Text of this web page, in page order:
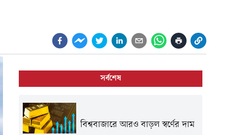
সর্বশেষ
বিশ্ববাজারে আরও বাড়ল স্বর্ণের দাম